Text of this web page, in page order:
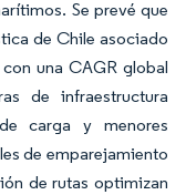
Se prevé que
de Chile asociado
una CAGR global
de infraestructura
carga y menores
de emparejamiento
de rutas optimizan